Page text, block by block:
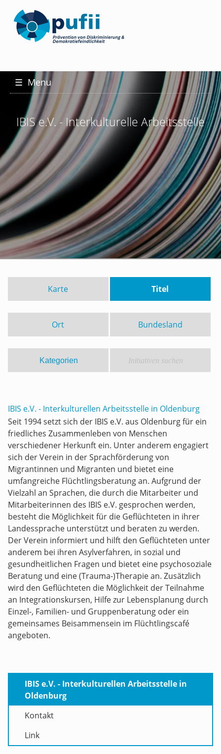
☰ Menu
IBIS e.V. - Interkulturelle Arbeitsstelle
Karte Titel
Ort Bundesland
IBIS e.V. - Interkulturellen Arbeitsstelle in Oldenburg
Seit 1994 setzt sich der IBIS e.V. aus Oldenburg für ein
friedliches Zusammenleben von Menschen
verschiedener Herkunft ein. Unter anderem engagiert
sich der Verein in der Sprachförderung von
Migrantinnen und Migranten und bietet eine
umfangreiche Flüchtlingsberatung an. Aufgrund der
Vielzahl an Sprachen, die durch die Mitarbeiter und
Mitarbeiterinnen des IBIS e.V. gesprochen werden,
besteht die Möglichkeit für die Geflüchteten in ihrer
Landessprache unterstützt und beraten zu werden.
Der Verein informiert und hilft den Geflüchteten unter
anderem bei ihren Asylverfahren, in sozial und
gesundheitlichen Fragen und bietet eine psychosoziale
Beratung und eine (Trauma-)Therapie an. Zusätzlich
wird den Geflüchteten die Möglichkeit der Teilnahme
an Integrationskursen, Hilfe zur Lebensplanung durch
Einzel-, Familien- und Gruppenberatung oder ein
gemeinsames Beisammensein im Flüchtlingscafé
angeboten.
IBIS e.V. - Interkulturellen Arbeitsstelle in
Oldenburg
Kontakt
Link